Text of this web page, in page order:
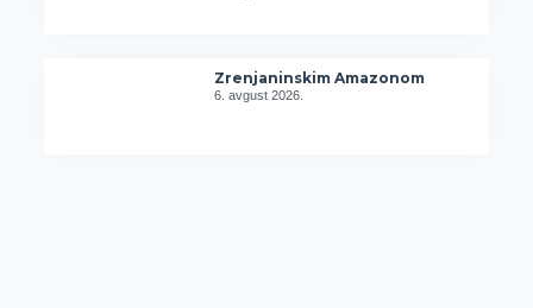
Zrenjaninskim Amazonom
6. avgust 2026.